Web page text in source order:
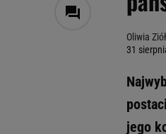
Oliwia
31
jego